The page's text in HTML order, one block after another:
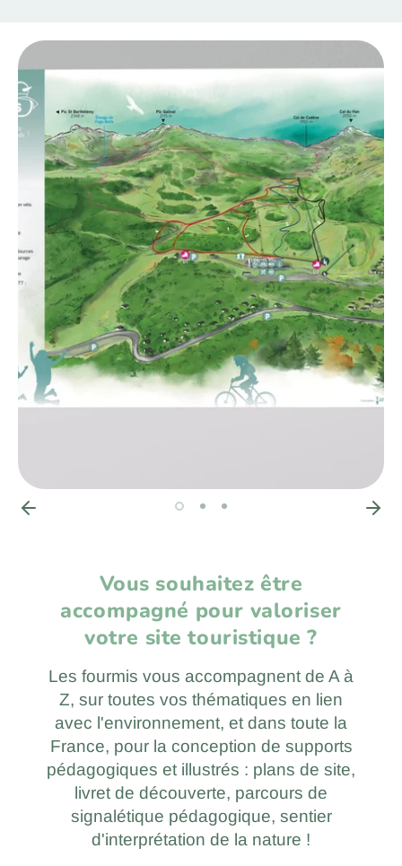
Vous souhaitez être
accompagné pour valoriser
votre site touristique ?
Les fourmis vous accompagnent de A à
Z, sur toutes vos thématiques en lien
avec l'environnement, et dans toute la
France, pour la conception de supports
pédagogiques et illustrés : plans de site,
livret de découverte, parcours de
signalétique pédagogique, sentier
d'interprétation de la nature !